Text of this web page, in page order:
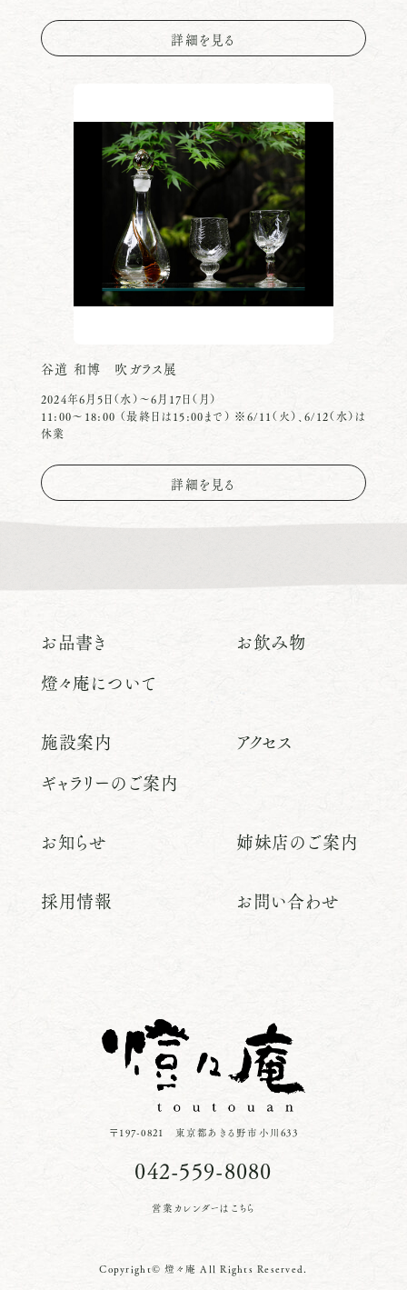
詳細を見る
谷道 和博 吹ガラス展
2024年6月5日（水）〜6月17日（月）
11:00〜18:00 （最終日は15:00まで） ※6/11（火）、6/12（水）は
休業
詳細を見る
お品書き
お飲み物
燈々庵について
施設案内
アクセス
ギャラリーのご案内
お知らせ 姉妹店のご案内
採用情報 お問い合わせ
〒197-0821 東京都あきる野市小川633
042-559-8080
営業カレンダーはこちら
Copyright© 燈々庵 All Rights Reserved.